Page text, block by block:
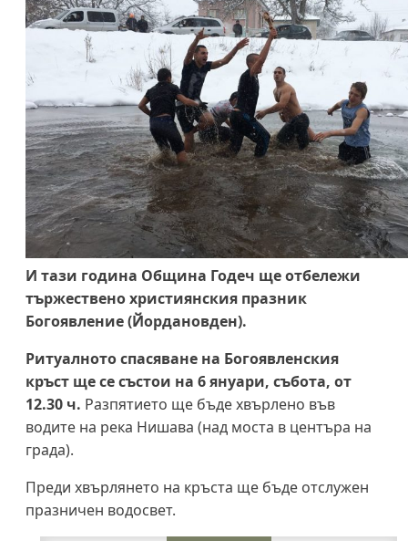
И тази година Община Годеч ще отбележи
тържествено християнския празник
Богоявление (Йордановден).
Ритуалното спасяване на Богоявленския
кръст ще се състои на 6 януари, събота, от
12.30 ч. Разпятието ще бъде хвърлено във
водите на река Нишава (над моста в центъра на
града).
Преди хвърлянето на кръста ще бъде отслужен
празничен водосвет.